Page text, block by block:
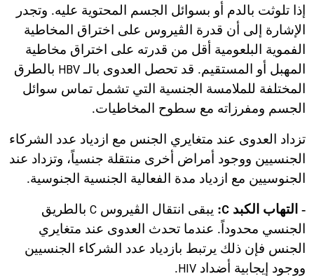
إذا تلوثت بالدم أو بسوائل الجسم المحتوية عليه. وتجدر
الإشارة إلى أن قدرة الڤيروس على اختراق المخاطية
الفموية البلعومية أقل من قدرته على اختراق مخاطية
المهبل أو المستقيم. قد تحصل العدوى بالـ HBV بالطرق
المختلفة للملامسة الجنسية التي تشمل تماس سوائل
الجسم ومفرزاته مع سطوح المخاطيات.
تزداد العدوى عند متغايري الجنس مع ازدياد عدد الشركاء
الجنسيين ووجود أمراض أخرى منتقلة جنسياً، وتزداد عند
الجنوسيين مع ازدياد مدة الفعالية الجنسية الجنوسية.
- التهاب الكبد C
: يبقى انتقال الڤيروس C بالطريق
الجنسي محدوداً. عندما تحدث العدوى عند متغايري
الجنس فإن ذلك يرتبط بازدياد عدد الشركاء الجنسيين
ووجود إيجابية أضداد HIV
.